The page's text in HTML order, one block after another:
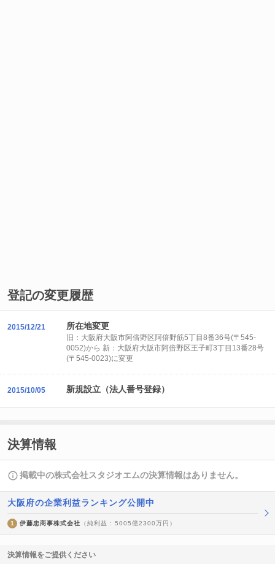
登記の変更履歴
2015/12/21 所在地変更
旧：大阪府大阪市阿倍野区阿倍野筋5丁目8番36号(〒545-
0052)から 新：大阪府大阪市阿倍野区王子町3丁目13番28号
(〒545-0023)に変更
2015/10/05 新規設立（法人番号登録）
決算情報
掲載中の株式会社スタジオエムの決算情報はありません。
大阪府の企業利益ランキング公開中
1 伊藤忠商事株式会社 （純利益 : 5005億2300万円）
決算情報をご提供ください